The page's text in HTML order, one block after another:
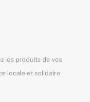
les produits de vos
locale et solidaire.